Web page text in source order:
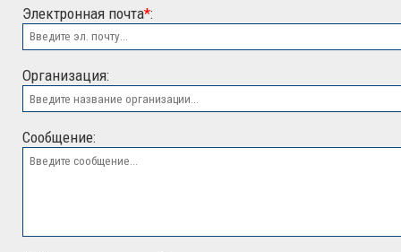
ООО "ЭСК"
Электронная почта*:
Организация:
Сообщение: